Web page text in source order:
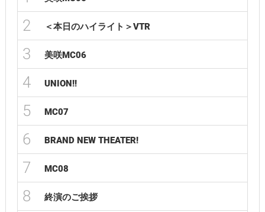
2 ＜本日のハイライト＞VTR
3 美咲MC06
4 UNION!!
5 MC07
6 BRAND NEW THEATER!
7 MC08
8 終演のご挨拶